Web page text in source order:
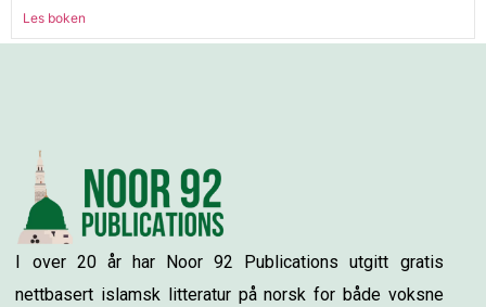
Les boken
I over 20 år har Noor 92 Publications utgitt gratis
nettbasert islamsk litteratur på norsk for både voksne